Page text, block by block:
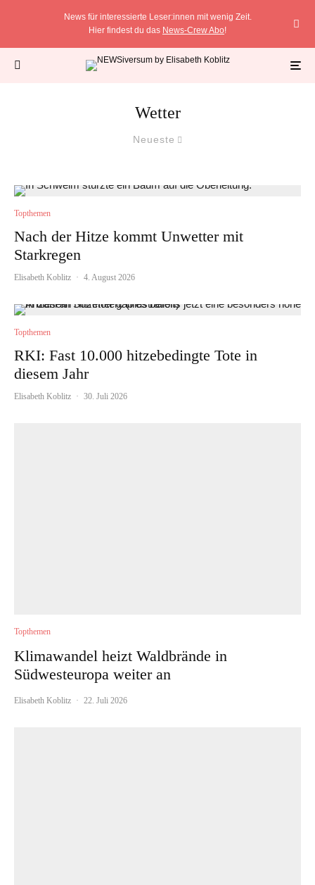
News für interessierte Leser:innen mit wenig Zeit.
Hier findest du das News-Crew Abo!
Wetter
Neueste
Topthemen
Nach der Hitze kommt Unwetter mit
Starkregen
Elisabeth Koblitz · 4. August 2026
Topthemen
RKI: Fast 10.000 hitzebedingte Tote in
diesem Jahr
Elisabeth Koblitz · 30. Juli 2026
Topthemen
Klimawandel heizt Waldbrände in
Südwesteuropa weiter an
Elisabeth Koblitz · 22. Juli 2026